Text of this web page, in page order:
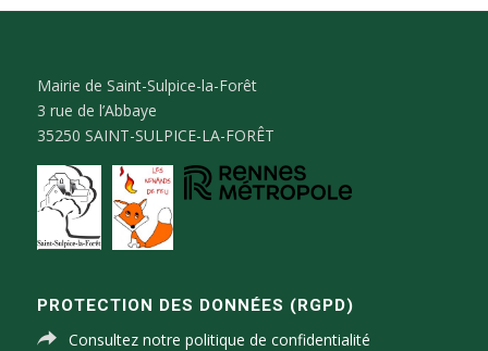
Mairie de Saint-Sulpice-la-Forêt
3 rue de l’Abbaye
35250 SAINT-SULPICE-LA-FORÊT
PROTECTION DES DONNÉES (RGPD)
Consultez notre politique de confidentialité